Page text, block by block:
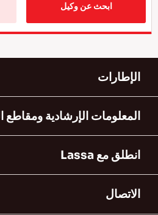
ابحث عن وكيل
الإطارات
المعلومات الإرشادية ومقاطع
انطلق مع Lassa
الاتصال